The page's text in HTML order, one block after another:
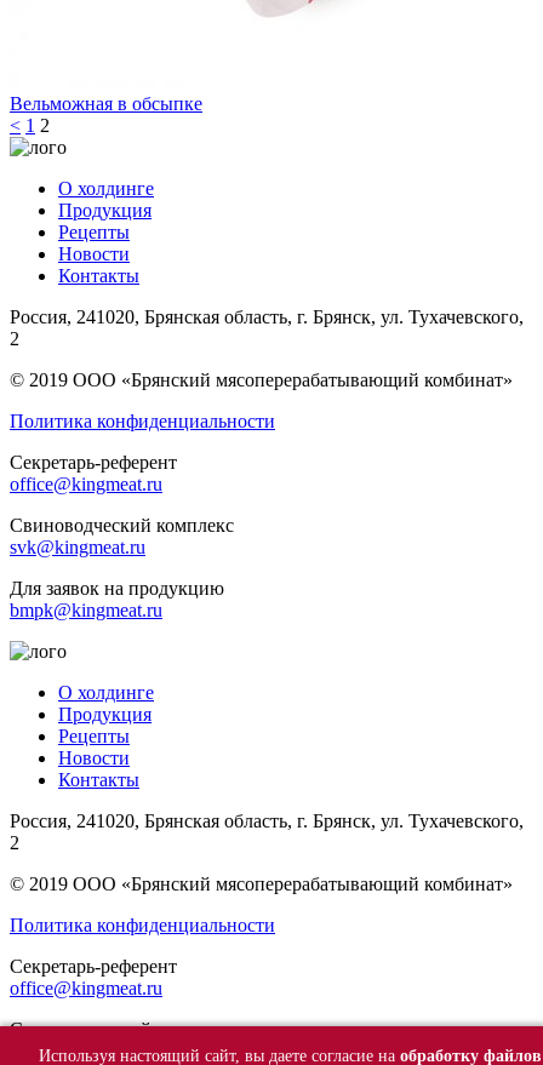
Вельможная в обсыпке
< 1 2
О холдинге
Продукция
Рецепты
Новости
Контакты
Россия, 241020, Брянская область, г. Брянск, ул. Тухачевского,
2
© 2019 ООО «Брянский мясоперерабатывающий комбинат»
Политика конфиденциальности
Секретарь-референт
office@kingmeat.ru
Свиноводческий комплекс
svk@kingmeat.ru
Для заявок на продукцию
bmpk@kingmeat.ru
О холдинге
Продукция
Рецепты
Новости
Контакты
Россия, 241020, Брянская область, г. Брянск, ул. Тухачевского,
2
© 2019 ООО «Брянский мясоперерабатывающий комбинат»
Политика конфиденциальности
Секретарь-референт
office@kingmeat.ru
Свиноводческий комплекс
svk@kingmeat.ru
Используя настоящий сайт, вы даете согласие на обработку файлов